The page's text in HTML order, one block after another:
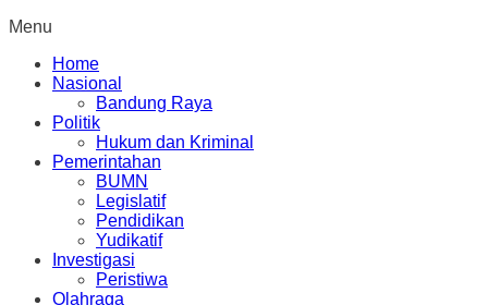
Menu
Home
Nasional
Bandung Raya
Politik
Hukum dan Kriminal
Pemerintahan
BUMN
Legislatif
Pendidikan
Yudikatif
Investigasi
Peristiwa
Olahraga